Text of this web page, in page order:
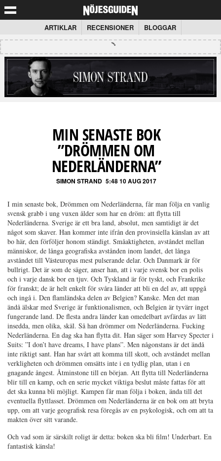
ARTIKLAR RECENSIONER BLOGGAR
MIN SENASTE BOK
”DRÖMMEN OM
NEDERLÄNDERNA”
SIMON STRAND 5:48 10 AUG 2017
I min senaste bok, Drömmen om Nederländerna, får man följa en vanlig
svensk grabb i ung vuxen ålder som har en dröm: att flytta till
Nederländerna. Sverige är ett bra land, absolut, men samtidigt är det
något som skaver. Han kommer inte ifrån den provinsiella känslan av att
bo här, den förföljer honom ständigt. Småaktigheten, avståndet mellan
människor, de långa geografiska avstånden inom landet, det långa
avståndet till Västeuropas mest pulserande delar. Och Danmark är för
bullrigt. Det är som de säger, anser han, att i varje svensk bor en polis
och i varje dansk bor en tjuv. Och Tyskland är för tyskt, och Frankrike
för franskt; de är helt enkelt för svåra länder att bli en del av, att uppgå
och ingå i. Den flamländska delen av Belgien? Kanske. Men det man
ändå älskar med Sverige är funktionalismen, och Belgien är tyvärr inget
fungerande land. De flesta andra länder kan omedelbart avfärdas av lätt
insedda, men olika, skäl. Så han drömmer om Nederländerna. Fucking
Nederländerna. En dag ska han flytta dit. Han säger som Harvey Specter i
Suits: ”I don’t have dreams, I have plans”. Men någonstans är det ändå
inte riktigt sant. Han har svårt att komma till skott, och avståndet mellan
verkligheten och drömmen omsätts inte i en tydlig plan, utan i en
gnagande ångest. Åtminstone till en början. Att flytta till Nederländerna
blir till en kamp, och en serie mycket viktiga beslut måste fattas för att
det ska kunna bli möjligt. Kampen får man följa i boken, ända till det
eventuella flyttlasset. Drömmen om Nederländerna är en bok om att bryta
upp, om att varje geografisk resa föregås av en psykologisk, och om att ta
makten över sitt varande.
Och vad som är särskilt roligt är detta: boken ska bli film! Underbart. En
fantastisk känsla!